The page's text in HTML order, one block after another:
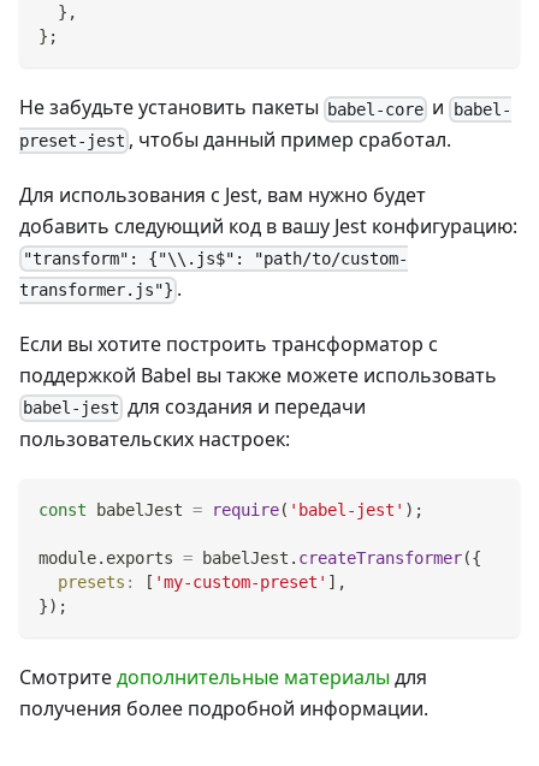
} ,
} ;
Не забудьте установить пакеты babel-core и babel-
preset-jest , чтобы данный пример сработал.
Для использования с Jest, вам нужно будет
добавить следующий код в вашу Jest конфигурацию:
"transform": {"\\.js$": "path/to/custom-
transformer.js"} .
Если вы хотите построить трансформатор с
поддержкой Babel вы также можете использовать
babel-jest для создания и передачи
пользовательских настроек:
const babelJest = require( 'babel-jest' ) ;
module. exports = babelJest . createTransformer({
presets : [ 'my-custom-preset' ] ,
}) ;
Смотритедополнительные материалы для
получения более подробной информации.